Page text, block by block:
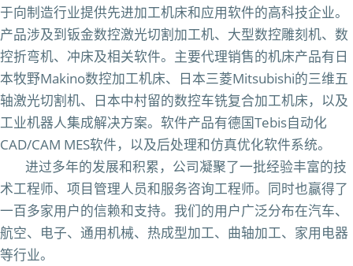
于向制造行业提供先进加工机床和应用软件的高科技企业。
产品涉及到钣金数控激光切割加工机、大型数控雕刻机、数
控折弯机、冲床及相关软件。主要代理销售的机床产品有日
本牧野Makino数控加工机床、日本三菱Mitsubishi的三维五
轴激光切割机、日本中村留的数控车铣复合加工机床，以及
工业机器人集成解决方案。软件产品有德国Tebis自动化
CAD/CAM MES软件，以及后处理和仿真优化软件系统。
进过多年的发展和积累，公司凝聚了一批经验丰富的技
术工程师、项目管理人员和服务咨询工程师。同时也赢得了
一百多家用户的信赖和支持。我们的用户广泛分布在汽车、
航空、电子、通用机械、热成型加工、曲轴加工、家用电器
等行业。